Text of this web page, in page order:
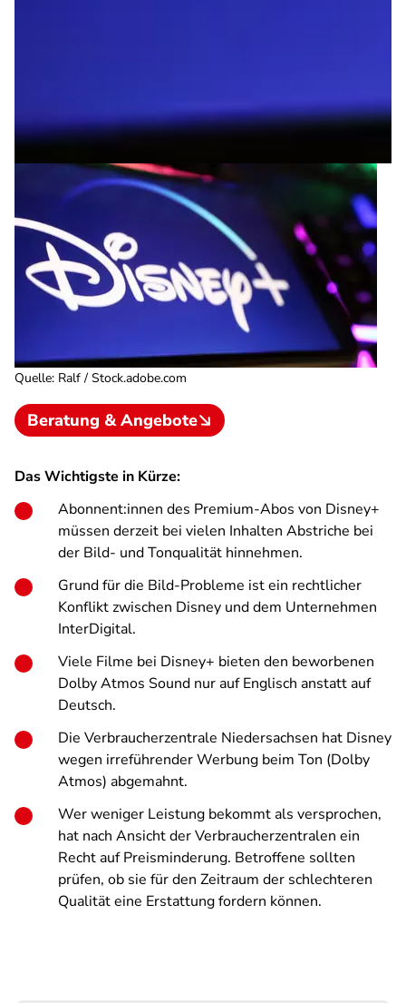
Quelle: Ralf / Stock.adobe.com
Beratung & Angebote
Das Wichtigste in Kürze:
Abonnent:innen des Premium-Abos von Disney+
müssen derzeit bei vielen Inhalten Abstriche bei
der Bild- und Tonqualität hinnehmen.
Grund für die Bild-Probleme ist ein rechtlicher
Konflikt zwischen Disney und dem Unternehmen
InterDigital.
Viele Filme bei Disney+ bieten den beworbenen
Dolby Atmos Sound nur auf Englisch anstatt auf
Deutsch.
Die Verbraucherzentrale Niedersachsen hat Disney
wegen irreführender Werbung beim Ton (Dolby
Atmos) abgemahnt.
Wer weniger Leistung bekommt als versprochen,
hat nach Ansicht der Verbraucherzentralen ein
Recht auf Preisminderung. Betroffene sollten
prüfen, ob sie für den Zeitraum der schlechteren
Qualität eine Erstattung fordern können.